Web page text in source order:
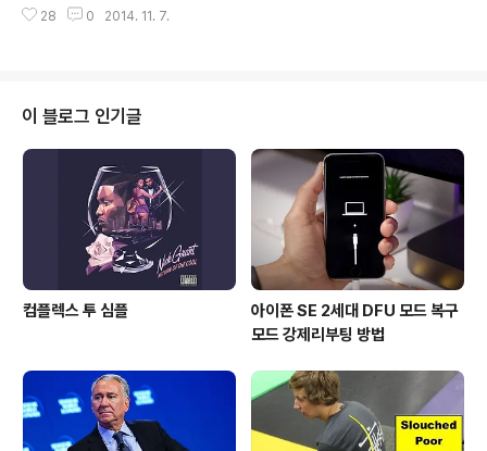
럼 홈버튼 더블 클릭 후 나타나던..
60프레임 하이 퀄리티 동영상 촬영시, 동영상이 차지하는
및 카메라 Step2. 60FPS로 비디오 녹화 체크 Step3. 카
메라 앱을 실행한 다음 동영상 촬영 모드에서 60 FPS 모
드를 확인한다. 아이폰6와 아이폰6플러스가 출시하고, 최
근 유투브(YouTube)에서도 60FPS 감성 모드가 추가됐
습니다. 동영상 재생 시 ..
28 0 2014. 11. 7.
이 블로그 인기글
컴플렉스 투 심플
아이폰 SE 2세대 DFU 모드 복구
모드 강제리부팅 방법